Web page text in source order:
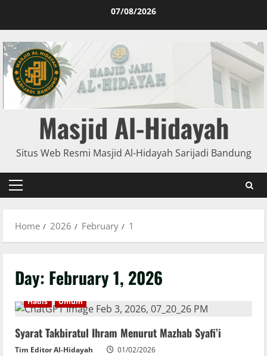
07/08/2026
Masjid Al-Hidayah
Situs Web Resmi Masjid Al-Hidayah Sarijadi Bandung
Home 2026 February 1
Day: February 1, 2026
Hadis Umum
Syarat Takbiratul Ihram Menurut Mazhab Syafi’i
Tim Editor Al-Hidayah 01/02/2026